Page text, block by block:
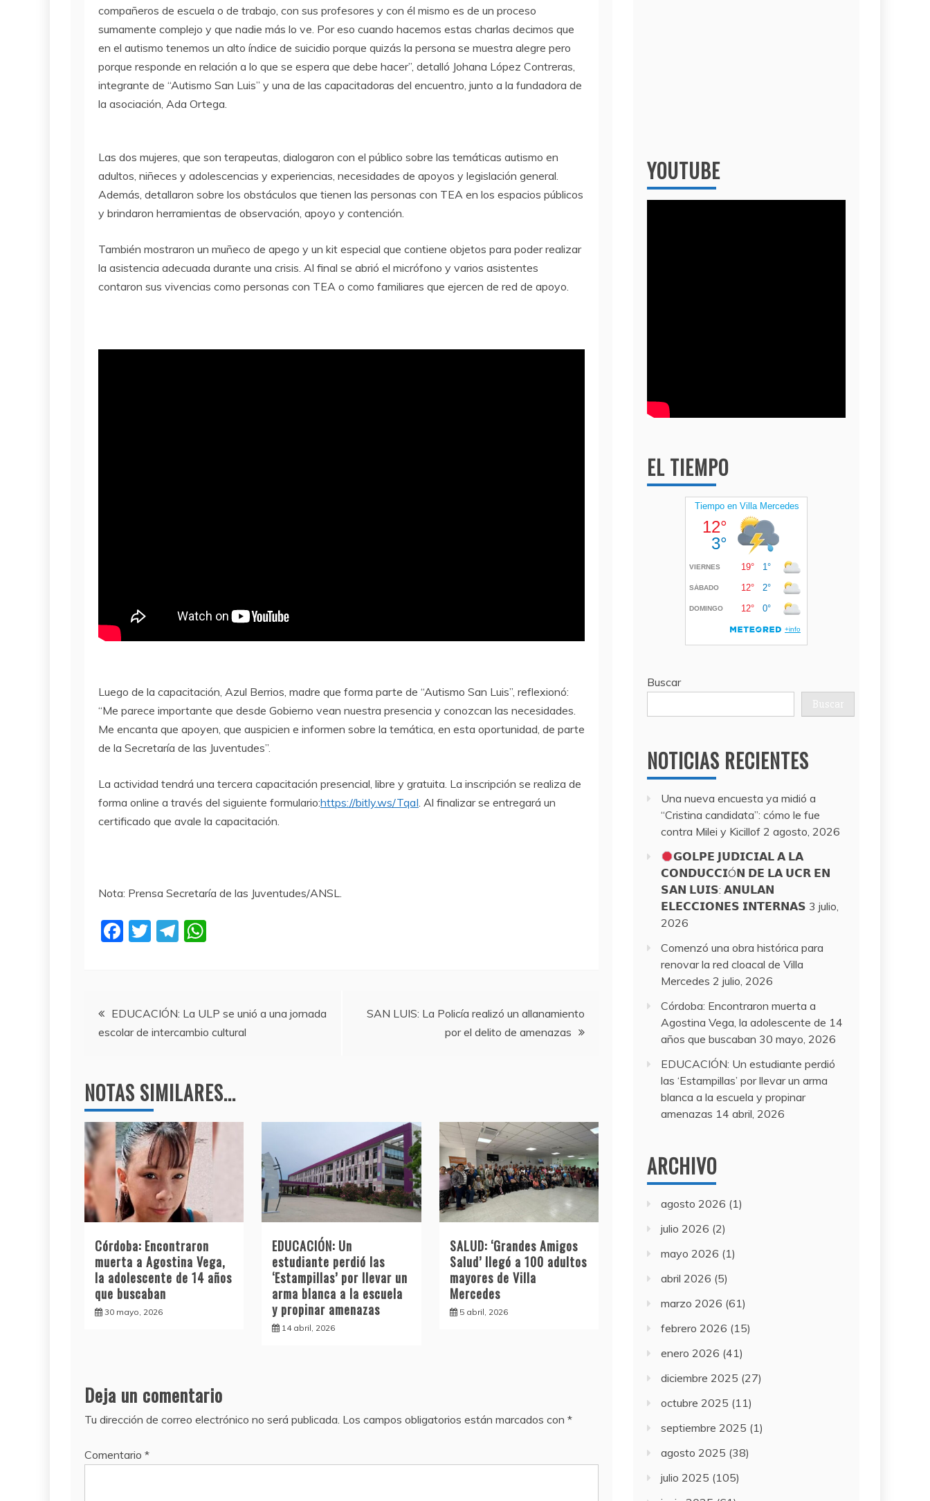
compañeros de escuela o de trabajo, con sus profesores y con él mismo es de un proceso
sumamente complejo y que nadie más lo ve. Por eso cuando hacemos estas charlas decimos que
en el autismo tenemos un alto índice de suicidio porque quizás la persona se muestra alegre pero
porque responde en relación a lo que se espera que debe hacer”, detalló Johana López Contreras,
integrante de “Autismo San Luis” y una de las capacitadoras del encuentro, junto a la fundadora de
la asociación, Ada Ortega.
Las dos mujeres, que son terapeutas, dialogaron con el público sobre las temáticas autismo en
adultos, niñeces y adolescencias y experiencias, necesidades de apoyos y legislación general.
Además, detallaron sobre los obstáculos que tienen las personas con TEA en los espacios públicos
y brindaron herramientas de observación, apoyo y contención.
También mostraron un muñeco de apego y un kit especial que contiene objetos para poder realizar
la asistencia adecuada durante una crisis. Al final se abrió el micrófono y varios asistentes
contaron sus vivencias como personas con TEA o como familiares que ejercen de red de apoyo.
Luego de la capacitación, Azul Berrios, madre que forma parte de “Autismo San Luis”, reflexionó:
“Me parece importante que desde Gobierno vean nuestra presencia y conozcan las necesidades.
Me encanta que apoyen, que auspicien e informen sobre la temática, en esta oportunidad, de parte
de la Secretaría de las Juventudes”.
La actividad tendrá una tercera capacitación presencial, libre y gratuita. La inscripción se realiza de
forma online a través del siguiente formulario:https://bitly.ws/TqaI. Al finalizar se entregará un
certificado que avale la capacitación.
Nota: Prensa Secretaría de las Juventudes/ANSL.
F
b
o
k
T
T
a
m
A
p
Navegación
de
entradas
EDUCACIÓN: La ULP se unió a una jornada
escolar de intercambio cultural
SAN LUIS: La Policía realizó un allanamiento
por el delito de amenazas
NOTAS SIMILARES...
Córdoba: Encontraron
muerta a Agostina Vega,
la adolescente de 14 años
que buscaban
30 mayo, 2026
EDUCACIÓN: Un
estudiante perdió las
‘Estampillas’ por llevar un
arma blanca a la escuela
y propinar amenazas
14 abril, 2026
SALUD: ‘Grandes Amigos
Salud’ llegó a 100 adultos
mayores de Villa
Mercedes
5 abril, 2026
Deja un comentario
Tu dirección de correo electrónico no será publicada. Los campos obligatorios están marcados con *
Comentario *
YOUTUBE
EL TIEMPO
Buscar
Buscar
NOTICIAS RECIENTES
Una nueva encuesta ya midió a
“Cristina candidata”: cómo le fue
contra Milei y Kicillof 2 agosto, 2026
𝗚𝗢𝗟𝗣𝗘 𝗝𝗨𝗗𝗜𝗖𝗜𝗔𝗟 𝗔 𝗟𝗔
𝗖𝗢𝗡𝗗𝗨𝗖𝗖𝗜Ó𝗡 𝗗𝗘 𝗟𝗔 𝗨𝗖𝗥 𝗘𝗡
𝗦𝗔𝗡 𝗟𝗨𝗜𝗦: 𝗔𝗡𝗨𝗟𝗔𝗡
𝗘𝗟𝗘𝗖𝗖𝗜𝗢𝗡𝗘𝗦 𝗜𝗡𝗧𝗘𝗥𝗡𝗔𝗦 3 julio,
2026
Comenzó una obra histórica para
renovar la red cloacal de Villa
Mercedes 2 julio, 2026
Córdoba: Encontraron muerta a
Agostina Vega, la adolescente de 14
años que buscaban 30 mayo, 2026
EDUCACIÓN: Un estudiante perdió
las ‘Estampillas’ por llevar un arma
blanca a la escuela y propinar
amenazas 14 abril, 2026
ARCHIVO
agosto 2026 (1)
julio 2026 (2)
mayo 2026 (1)
abril 2026 (5)
marzo 2026 (61)
febrero 2026 (15)
enero 2026 (41)
diciembre 2025 (27)
octubre 2025 (11)
septiembre 2025 (1)
agosto 2025 (38)
julio 2025 (105)